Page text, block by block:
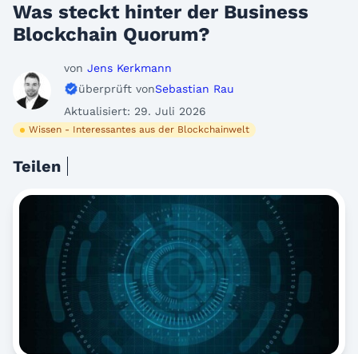
Was steckt hinter der Business
Blockchain Quorum?
von Jens Kerkmann
überprüft vonSebastian Rau
Aktualisiert: 29. Juli 2026
Wissen - Interessantes aus der Blockchainwelt
Teilen